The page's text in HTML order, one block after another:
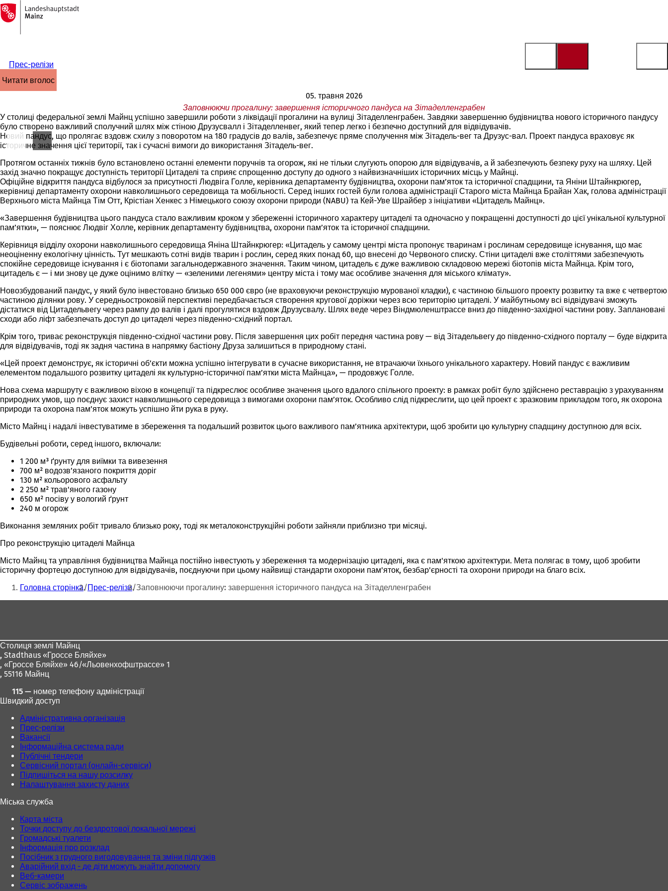
Перейти до змісту
На
головну
сторінку
Прес-релізи
читати вголос
05. травня 2026
Заповнюючи прогалину: завершення історичного пандуса на Зітаделленграбен
У столиці федеральної землі Майнц успішно завершили роботи з ліквідації прогалини на вулиці Зітаделленграбен. Завдяки завершенню будівництва нового історичного пандусу
було створено важливий сполучний шлях між стіною Друзусвалл і Зітаделленвег, який тепер легко і безпечно доступний для відвідувачів.
Новий пандус, що пролягає вздовж схилу з поворотом на 180 градусів до валів, забезпечує пряме сполучення між Зітадель-вег та Друзус-вал. Проект пандуса враховує як
історичне значення цієї території, так і сучасні вимоги до використання Зітадель-вег.
Протягом останніх тижнів було встановлено останні елементи поручнів та огорож, які не тільки слугують опорою для відвідувачів, а й забезпечують безпеку руху на шляху. Цей
захід значно покращує доступність території Цитаделі та сприяє спрощенню доступу до одного з найвизначніших історичних місць у Майнці.
Офіційне відкриття пандуса відбулося за присутності Людвіга Голле, керівника департаменту будівництва, охорони пам’яток та історичної спадщини, та Яніни Штайнкрюгер,
керівниці департаменту охорони навколишнього середовища та мобільності. Серед інших гостей були голова адміністрації Старого міста Майнца Брайан Хак, голова адміністрації
Верхнього міста Майнца Тім Отт, Крістіан Хенкес з Німецького союзу охорони природи (NABU) та Кей-Уве Шрайбер з ініціативи «Цитадель Майнц».
«Завершення будівництва цього пандуса стало важливим кроком у збереженні історичного характеру цитаделі та одночасно у покращенні доступності до цієї унікальної культурної
пам’ятки», — пояснює Людвіг Холле, керівник департаменту будівництва, охорони пам’яток та історичної спадщини.
Керівниця відділу охорони навколишнього середовища Яніна Штайнкрюгер: «Цитадель у самому центрі міста пропонує тваринам і рослинам середовище існування, що має
неоціненну екологічну цінність. Тут мешкають сотні видів тварин і рослин, серед яких понад 60, що внесені до Червоного списку. Стіни цитаделі вже століттями забезпечують
спокійне середовище існування і є біотопами загальнодержавного значення. Таким чином, цитадель є дуже важливою складовою мережі біотопів міста Майнца. Крім того,
цитадель є — і ми знову це дуже оцінимо влітку — «зеленими легенями» центру міста і тому має особливе значення для міського клімату».
Новозбудований пандус, у який було інвестовано близько 650 000 євро (не враховуючи реконструкцію мурованої кладки), є частиною більшого проекту розвитку та вже є четвертою
частиною ділянки рову. У середньостроковій перспективі передбачається створення кругової доріжки через всю територію цитаделі. У майбутньому всі відвідувачі зможуть
дістатися від Цитадельвегу через рампу до валів і далі прогулятися вздовж Друзусвалу. Шлях веде через Віндмюленштрассе вниз до південно-західної частини рову. Заплановані
сходи або ліфт забезпечать доступ до цитаделі через південно-східний портал.
Крім того, триває реконструкція південно-східної частини рову. Після завершення цих робіт передня частина рову — від Зітадельвегу до південно-східного порталу — буде відкрита
для відвідувачів, тоді як задня частина в напрямку бастіону Друза залишиться в природному стані.
«Цей проект демонструє, як історичні об’єкти можна успішно інтегрувати в сучасне використання, не втрачаючи їхнього унікального характеру. Новий пандус є важливим
елементом подальшого розвитку цитаделі як культурно-історичної пам’ятки міста Майнца», — продовжує Голле.
Нова схема маршруту є важливою віхою в концепції та підкреслює особливе значення цього вдалого спільного проекту: в рамках робіт було здійснено реставрацію з урахуванням
природних умов, що поєднує захист навколишнього середовища з вимогами охорони пам’яток. Особливо слід підкреслити, що цей проект є зразковим прикладом того, як охорона
природи та охорона пам’яток можуть успішно йти рука в руку.
Місто Майнц і надалі інвестуватиме в збереження та подальший розвиток цього важливого пам’ятника архітектури, щоб зробити цю культурну спадщину доступною для всіх.
Будівельні роботи, серед іншого, включали:
1 200 м³ ґрунту для виїмки та вивезення
700 м² водозв’язаного покриття доріг
130 м² кольорового асфальту
2 250 м² трав'яного газону
650 м² посіву у вологий ґрунт
240 м огорож
Виконання земляних робіт тривало близько року, тоді як металоконструкційні роботи зайняли приблизно три місяці.
Про реконструкцію цитаделі Майнца
Місто Майнц та управління будівництва Майнца постійно інвестують у збереження та модернізацію цитаделі, яка є пам'яткою архітектури. Мета полягає в тому, щоб зробити
історичну фортецю доступною для відвідувачів, поєднуючи при цьому найвищі стандарти охорони пам'яток, безбар'єрності та охорони природи на благо всіх.
Ти
тут:
Головна сторінка Прес-релізи Заповнюючи прогалину: завершення історичного пандуса на Зітаделленграбен
Столиця землі Майнц
, Stadthaus «Гроссе Бляйхе»
, «Гроссе Бляйхе» 46/«Льовенхофштрассе» 1
, 55116 Майнц
115 — номер телефону адміністрації
Швидкий доступ
Адміністративна організація
Прес-релізи
Вакансії
Інформаційна система ради
Публічні тендери
Сервісний портал (онлайн-сервіси)
Підпишіться на нашу розсилку
Налаштування захисту даних
Міська служба
Карта міста
Точки доступу до бездротової локальної мережі
Громадські туалети
Інформація про розклад
Посібник з грудного вигодовування та зміни підгузків
Аварійний вхід - де діти можуть знайти допомогу
Веб-камери
Сервіс зображень